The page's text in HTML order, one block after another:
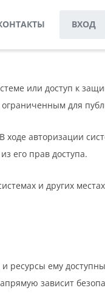
ВХОД
или доступ к
для
авторизации
его прав доступа.
и других
ресурсы ему
зависит